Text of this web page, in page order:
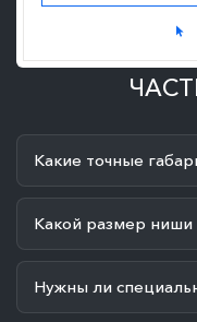
Какие точные
Какой размер ниши
Нужны ли